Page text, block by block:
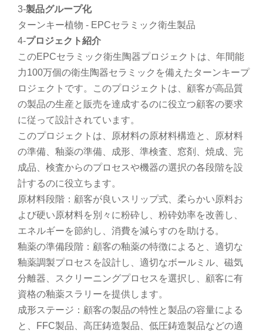
3-製品グループ化
ターンキー植物 - EPCセラミック衛生製品
4-プロジェクト紹介
このEPCセラミック衛生陶器プロジェクトは、年間能
力100万個の衛生陶器セラミックを備えたターンキープ
ロジェクトです。このプロジェクトは、顧客が高品質
の製品の生産と販売を達成するのに役立つ顧客の要求
に従って設計されています。
このプロジェクトは、原材料の原材料構造と、原材料
の準備、釉薬の準備、成形、準検査、窓剤、焼成、完
成品、検査からのプロセスや機器の選択の各段階を設
計するのに役立ちます。
原材料段階：顧客が良いスリップ式、柔らかい原料お
よび硬い原材料を別々に粉砕し、粉砕効率を改善し、
エネルギーを節約し、消費を減らすのを助ける。
釉薬の準備段階：顧客の釉薬の特徴によると、適切な
釉薬調製プロセスを設計し、適切なボールミル、磁気
分離器、スクリーニングプロセスを選択し、顧客に有
資格の釉薬スラリーを提供します。
成形ステージ：顧客の製品の特性と製品の容量による
と、FFC製品、高圧鋳造製品、低圧鋳造製品などの適